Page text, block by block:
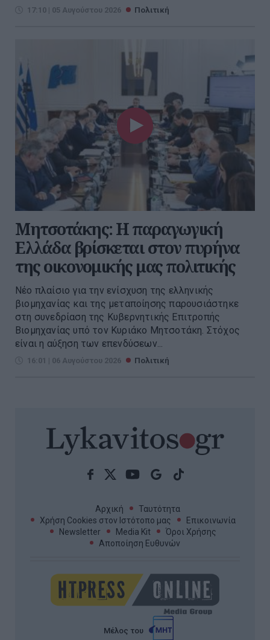
17:10 | 05 Αυγούστου 2026 Πολιτική
Μητσοτάκης: Η παραγωγική
Ελλάδα βρίσκεται στον πυρήνα
της οικονομικής μας πολιτικής
Νέο πλαίσιο για την ενίσχυση της ελληνικής
βιομηχανίας και της μεταποίησης παρουσιάστηκε
στη συνεδρίαση της Κυβερνητικής Επιτροπής
Βιομηχανίας υπό τον Κυριάκο Μητσοτάκη. Στόχος
είναι η αύξηση των επενδύσεων...
16:01 | 06 Αυγούστου 2026 Πολιτική
Αρχική
Ταυτότητα
Χρήση Cookies στον Ιστότοπο μας
Επικοινωνία
Newsletter
Media Kit
Όροι Χρήσης
Αποποίηση Ευθυνών
Μέλος του